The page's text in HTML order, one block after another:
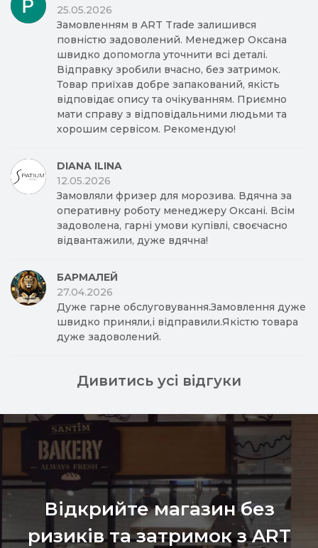
25.05.2026
Замовленням в ART Trade залишився
повністю задоволений. Менеджер Оксана
швидко допомогла уточнити всі деталі.
Відправку зробили вчасно, без затримок.
Товар приїхав добре запакований, якість
відповідає опису та очікуванням. Приємно
мати справу з відповідальними людьми та
хорошим сервісом. Рекомендую!
DIANA ILINA
12.05.2026
Замовляли фризер для морозива. Вдячна за
оперативну роботу менеджеру Оксані. Всім
задоволена, гарні умови купівлі, своєчасно
відвантажили, дуже вдячна!
БАРМАЛЕЙ
27.04.2026
Дуже гарне обслуговування.Замовлення дуже
швидко приняли,і відправили.Якістю товара
дуже задоволений.
Дивитись усі відгуки
Відкрийте магазин без
ризиків та затримок з ART